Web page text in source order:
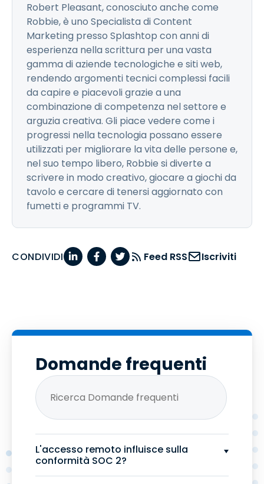
Robert Pleasant, conosciuto anche come
Robbie, è uno Specialista di Content
Marketing presso Splashtop con anni di
esperienza nella scrittura per una vasta
gamma di aziende tecnologiche e siti web,
rendendo argomenti tecnici complessi facili
da capire e piacevoli grazie a una
combinazione di competenza nel settore e
arguzia creativa. Gli piace vedere come i
progressi nella tecnologia possano essere
utilizzati per migliorare la vita delle persone e,
nel suo tempo libero, Robbie si diverte a
scrivere in modo creativo, giocare a giochi da
tavolo e cercare di tenersi aggiornato con
fumetti e programmi TV.
CONDIVIDI Feed RSS Iscriviti
Domande frequenti
L'accesso remoto influisce sulla
conformità SOC 2?